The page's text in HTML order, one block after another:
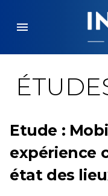
content
menu
Etude :
expérience
état des